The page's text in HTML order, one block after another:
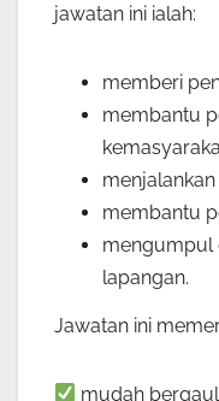
jawatan ini ialah:
memberi
membantu
membantu
mengumpul
lapangan.
Jawatan ini
mudah